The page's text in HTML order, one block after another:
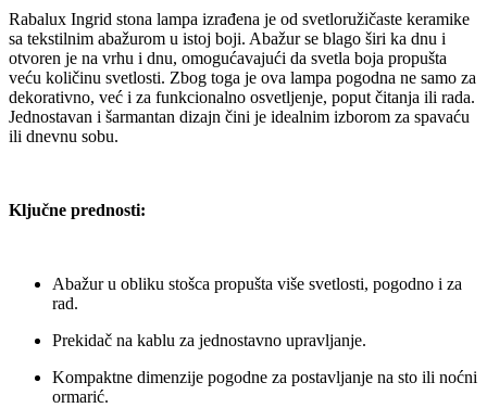
Rabalux Ingrid stona lampa izrađena je od svetloružičaste keramike
sa tekstilnim abažurom u istoj boji. Abažur se blago širi ka dnu i
otvoren je na vrhu i dnu, omogućavajući da svetla boja propušta
veću količinu svetlosti. Zbog toga je ova lampa pogodna ne samo za
dekorativno, već i za funkcionalno osvetljenje, poput čitanja ili rada.
Jednostavan i šarmantan dizajn čini je idealnim izborom za spavaću
ili dnevnu sobu.
Ključne prednosti:
Abažur u obliku stošca propušta više svetlosti, pogodno i za
rad.
Prekidač na kablu za jednostavno upravljanje.
Kompaktne dimenzije pogodne za postavljanje na sto ili noćni
ormarić.